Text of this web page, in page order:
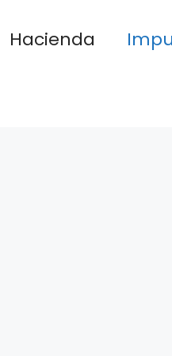
Hacienda